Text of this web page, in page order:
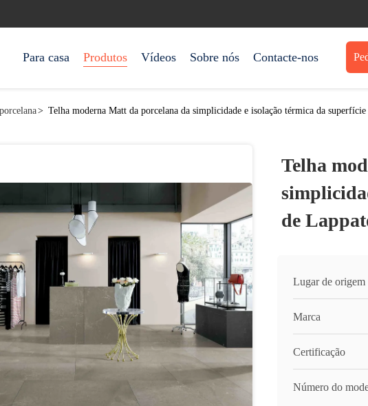
Para casa Produtos Vídeos Sobre nós Contacte-nos
> Telha moderna Matt da porcelana da simplicidade e isolação térmica da
Telha
de
Lugar de origem
Marca
Certificação
Número do